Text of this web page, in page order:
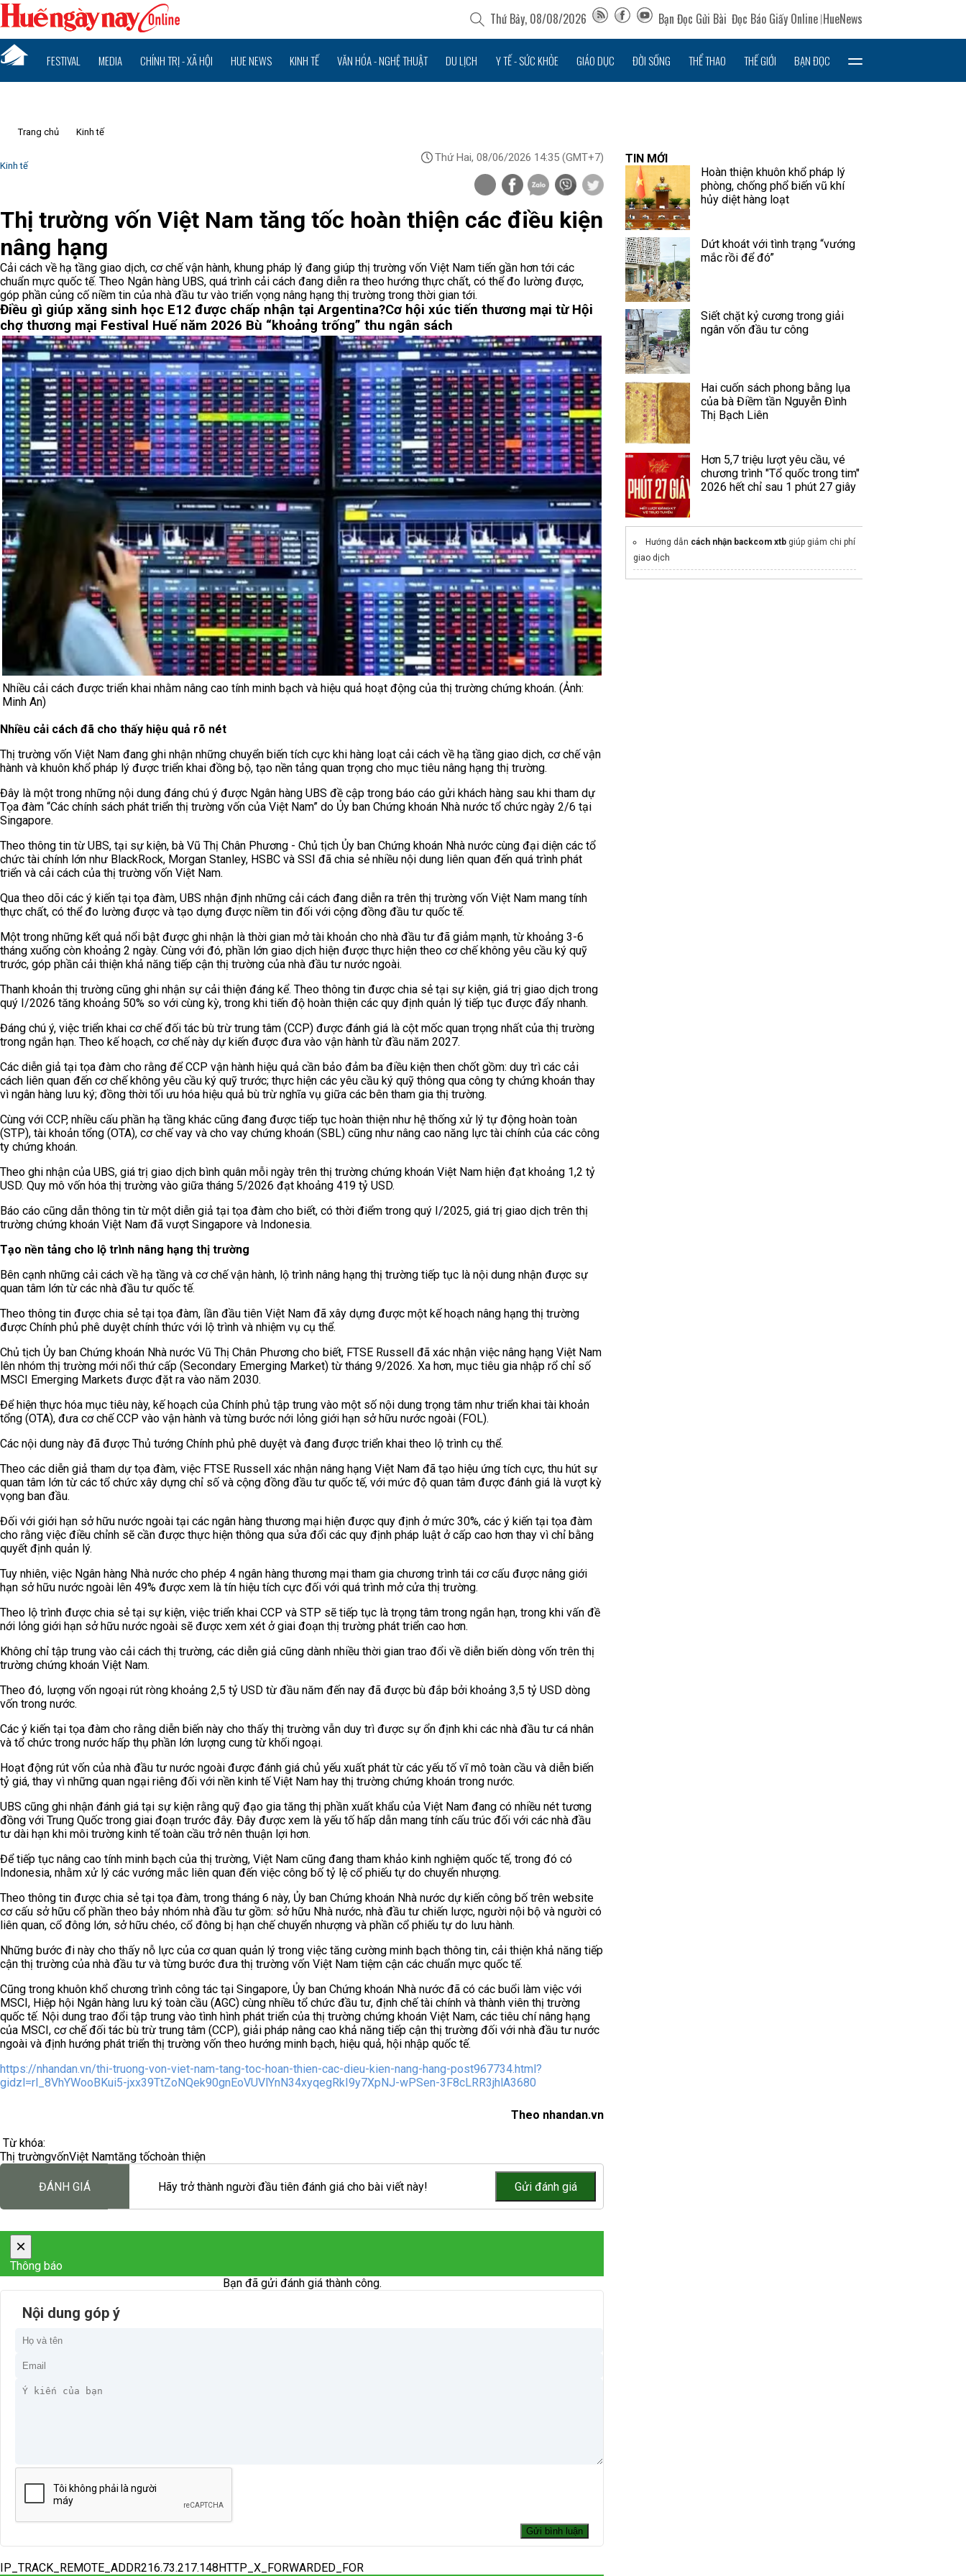
Thứ Bảy, 08/08/2026 Bạn Đọc Gửi Bài Đọc Báo Giấy Online HueNews
FESTIVAL MEDIA CHÍNH TRỊ - XÃ HỘI HUE NEWS KINH TẾ VĂN HÓA - NGHỆ THUẬT DU LỊCH Y TẾ - SỨC KHỎE GIÁO DỤC ĐỜI SỐNG THỂ THAO THẾ GIỚI BẠN ĐỌC
Trang chủ Kinh tế
Kinh tế
Thứ Hai, 08/06/2026 14:35 (GMT+7)
Thị trường vốn Việt Nam tăng tốc hoàn thiện các điều kiện
nâng hạng
Cải cách về hạ tầng giao dịch, cơ chế vận hành, khung pháp lý đang giúp thị trường vốn Việt Nam tiến gần hơn tới các
chuẩn mực quốc tế. Theo Ngân hàng UBS, quá trình cải cách đang diễn ra theo hướng thực chất, có thể đo lường được,
góp phần củng cố niềm tin của nhà đầu tư vào triển vọng nâng hạng thị trường trong thời gian tới.
Điều gì giúp xăng sinh học E12 được chấp nhận tại Argentina?Cơ hội xúc tiến thương mại từ Hội
chợ thương mại Festival Huế năm 2026 Bù “khoảng trống” thu ngân sách
Nhiều cải cách được triển khai nhằm nâng cao tính minh bạch và hiệu quả hoạt động của thị trường chứng khoán. (Ảnh:
Minh An)
Nhiều cải cách đã cho thấy hiệu quả rõ nét
Thị trường vốn Việt Nam đang ghi nhận những chuyển biến tích cực khi hàng loạt cải cách về hạ tầng giao dịch, cơ chế vận
hành và khuôn khổ pháp lý được triển khai đồng bộ, tạo nền tảng quan trọng cho mục tiêu nâng hạng thị trường.
Đây là một trong những nội dung đáng chú ý được Ngân hàng UBS đề cập trong báo cáo gửi khách hàng sau khi tham dự
Tọa đàm “Các chính sách phát triển thị trường vốn của Việt Nam” do Ủy ban Chứng khoán Nhà nước tổ chức ngày 2/6 tại
Singapore.
Theo thông tin từ UBS, tại sự kiện, bà Vũ Thị Chân Phương - Chủ tịch Ủy ban Chứng khoán Nhà nước cùng đại diện các tổ
chức tài chính lớn như BlackRock, Morgan Stanley, HSBC và SSI đã chia sẻ nhiều nội dung liên quan đến quá trình phát
triển và cải cách của thị trường vốn Việt Nam.
Qua theo dõi các ý kiến tại tọa đàm, UBS nhận định những cải cách đang diễn ra trên thị trường vốn Việt Nam mang tính
thực chất, có thể đo lường được và tạo dựng được niềm tin đối với cộng đồng đầu tư quốc tế.
Một trong những kết quả nổi bật được ghi nhận là thời gian mở tài khoản cho nhà đầu tư đã giảm mạnh, từ khoảng 3-6
tháng xuống còn khoảng 2 ngày. Cùng với đó, phần lớn giao dịch hiện được thực hiện theo cơ chế không yêu cầu ký quỹ
trước, góp phần cải thiện khả năng tiếp cận thị trường của nhà đầu tư nước ngoài.
Thanh khoản thị trường cũng ghi nhận sự cải thiện đáng kể. Theo thông tin được chia sẻ tại sự kiện, giá trị giao dịch trong
quý I/2026 tăng khoảng 50% so với cùng kỳ, trong khi tiến độ hoàn thiện các quy định quản lý tiếp tục được đẩy nhanh.
Đáng chú ý, việc triển khai cơ chế đối tác bù trừ trung tâm (CCP) được đánh giá là cột mốc quan trọng nhất của thị trường
trong ngắn hạn. Theo kế hoạch, cơ chế này dự kiến được đưa vào vận hành từ đầu năm 2027.
Các diễn giả tại tọa đàm cho rằng để CCP vận hành hiệu quả cần bảo đảm ba điều kiện then chốt gồm: duy trì các cải
cách liên quan đến cơ chế không yêu cầu ký quỹ trước; thực hiện các yêu cầu ký quỹ thông qua công ty chứng khoán thay
vì ngân hàng lưu ký; đồng thời tối ưu hóa hiệu quả bù trừ nghĩa vụ giữa các bên tham gia thị trường.
Cùng với CCP, nhiều cấu phần hạ tầng khác cũng đang được tiếp tục hoàn thiện như hệ thống xử lý tự động hoàn toàn
(STP), tài khoản tổng (OTA), cơ chế vay và cho vay chứng khoán (SBL) cũng như nâng cao năng lực tài chính của các công
ty chứng khoán.
Theo ghi nhận của UBS, giá trị giao dịch bình quân mỗi ngày trên thị trường chứng khoán Việt Nam hiện đạt khoảng 1,2 tỷ
USD. Quy mô vốn hóa thị trường vào giữa tháng 5/2026 đạt khoảng 419 tỷ USD.
Báo cáo cũng dẫn thông tin từ một diễn giả tại tọa đàm cho biết, có thời điểm trong quý I/2025, giá trị giao dịch trên thị
trường chứng khoán Việt Nam đã vượt Singapore và Indonesia.
Tạo nền tảng cho lộ trình nâng hạng thị trường
Bên cạnh những cải cách về hạ tầng và cơ chế vận hành, lộ trình nâng hạng thị trường tiếp tục là nội dung nhận được sự
quan tâm lớn từ các nhà đầu tư quốc tế.
Theo thông tin được chia sẻ tại tọa đàm, lần đầu tiên Việt Nam đã xây dựng được một kế hoạch nâng hạng thị trường
được Chính phủ phê duyệt chính thức với lộ trình và nhiệm vụ cụ thể.
Chủ tịch Ủy ban Chứng khoán Nhà nước Vũ Thị Chân Phương cho biết, FTSE Russell đã xác nhận việc nâng hạng Việt Nam
lên nhóm thị trường mới nổi thứ cấp (Secondary Emerging Market) từ tháng 9/2026. Xa hơn, mục tiêu gia nhập rổ chỉ số
MSCI Emerging Markets được đặt ra vào năm 2030.
Để hiện thực hóa mục tiêu này, kế hoạch của Chính phủ tập trung vào một số nội dung trọng tâm như triển khai tài khoản
tổng (OTA), đưa cơ chế CCP vào vận hành và từng bước nới lỏng giới hạn sở hữu nước ngoài (FOL).
Các nội dung này đã được Thủ tướng Chính phủ phê duyệt và đang được triển khai theo lộ trình cụ thể.
Theo các diễn giả tham dự tọa đàm, việc FTSE Russell xác nhận nâng hạng Việt Nam đã tạo hiệu ứng tích cực, thu hút sự
quan tâm lớn từ các tổ chức xây dựng chỉ số và cộng đồng đầu tư quốc tế, với mức độ quan tâm được đánh giá là vượt kỳ
vọng ban đầu.
Đối với giới hạn sở hữu nước ngoài tại các ngân hàng thương mại hiện được quy định ở mức 30%, các ý kiến tại tọa đàm
cho rằng việc điều chỉnh sẽ cần được thực hiện thông qua sửa đổi các quy định pháp luật ở cấp cao hơn thay vì chỉ bằng
quyết định quản lý.
Tuy nhiên, việc Ngân hàng Nhà nước cho phép 4 ngân hàng thương mại tham gia chương trình tái cơ cấu được nâng giới
hạn sở hữu nước ngoài lên 49% được xem là tín hiệu tích cực đối với quá trình mở cửa thị trường.
Theo lộ trình được chia sẻ tại sự kiện, việc triển khai CCP và STP sẽ tiếp tục là trọng tâm trong ngắn hạn, trong khi vấn đề
nới lỏng giới hạn sở hữu nước ngoài sẽ được xem xét ở giai đoạn thị trường phát triển cao hơn.
Không chỉ tập trung vào cải cách thị trường, các diễn giả cũng dành nhiều thời gian trao đổi về diễn biến dòng vốn trên thị
trường chứng khoán Việt Nam.
Theo đó, lượng vốn ngoại rút ròng khoảng 2,5 tỷ USD từ đầu năm đến nay đã được bù đắp bởi khoảng 3,5 tỷ USD dòng
vốn trong nước.
Các ý kiến tại tọa đàm cho rằng diễn biến này cho thấy thị trường vẫn duy trì được sự ổn định khi các nhà đầu tư cá nhân
và tổ chức trong nước hấp thụ phần lớn lượng cung từ khối ngoại.
Hoạt động rút vốn của nhà đầu tư nước ngoài được đánh giá chủ yếu xuất phát từ các yếu tố vĩ mô toàn cầu và diễn biến
tỷ giá, thay vì những quan ngại riêng đối với nền kinh tế Việt Nam hay thị trường chứng khoán trong nước.
UBS cũng ghi nhận đánh giá tại sự kiện rằng quỹ đạo gia tăng thị phần xuất khẩu của Việt Nam đang có nhiều nét tương
đồng với Trung Quốc trong giai đoạn trước đây. Đây được xem là yếu tố hấp dẫn mang tính cấu trúc đối với các nhà đầu
tư dài hạn khi môi trường kinh tế toàn cầu trở nên thuận lợi hơn.
Để tiếp tục nâng cao tính minh bạch của thị trường, Việt Nam cũng đang tham khảo kinh nghiệm quốc tế, trong đó có
Indonesia, nhằm xử lý các vướng mắc liên quan đến việc công bố tỷ lệ cổ phiếu tự do chuyển nhượng.
Theo thông tin được chia sẻ tại tọa đàm, trong tháng 6 này, Ủy ban Chứng khoán Nhà nước dự kiến công bố trên website
cơ cấu sở hữu cổ phần theo bảy nhóm nhà đầu tư gồm: sở hữu Nhà nước, nhà đầu tư chiến lược, người nội bộ và người có
liên quan, cổ đông lớn, sở hữu chéo, cổ đông bị hạn chế chuyển nhượng và phần cổ phiếu tự do lưu hành.
Những bước đi này cho thấy nỗ lực của cơ quan quản lý trong việc tăng cường minh bạch thông tin, cải thiện khả năng tiếp
cận thị trường của nhà đầu tư và từng bước đưa thị trường vốn Việt Nam tiệm cận các chuẩn mực quốc tế.
Cũng trong khuôn khổ chương trình công tác tại Singapore, Ủy ban Chứng khoán Nhà nước đã có các buổi làm việc với
MSCI, Hiệp hội Ngân hàng lưu ký toàn cầu (AGC) cùng nhiều tổ chức đầu tư, định chế tài chính và thành viên thị trường
quốc tế. Nội dung trao đổi tập trung vào tình hình phát triển của thị trường chứng khoán Việt Nam, các tiêu chí nâng hạng
của MSCI, cơ chế đối tác bù trừ trung tâm (CCP), giải pháp nâng cao khả năng tiếp cận thị trường đối với nhà đầu tư nước
ngoài và định hướng phát triển thị trường vốn theo hướng minh bạch, hiệu quả, hội nhập quốc tế.
https://nhandan.vn/thi-truong-von-viet-nam-tang-toc-hoan-thien-cac-dieu-kien-nang-hang-post967734.html?
gidzl=rl_8VhYWooBKui5-jxx39TtZoNQek90gnEoVUVlYnN34xyqegRkI9y7XpNJ-wPSen-3F8cLRR3jhlA3680
Theo nhandan.vn
Từ khóa:
Thị trườngvốnViệt Namtăng tốchoàn thiện
ĐÁNH GIÁ Hãy trở thành người đầu tiên đánh giá cho bài viết này!
×
Thông báo
Bạn đã gửi đánh giá thành công.
Nội dung góp ý
IP_TRACK_REMOTE_ADDR216.73.217.148HTTP_X_FORWARDED_FOR
TIN MỚI
Hoàn thiện khuôn khổ pháp lý
phòng, chống phổ biến vũ khí
hủy diệt hàng loạt
Dứt khoát với tình trạng “vướng
mắc rồi để đó”
Siết chặt kỷ cương trong giải
ngân vốn đầu tư công
Hai cuốn sách phong bằng lụa
của bà Điềm tần Nguyễn Đình
Thị Bạch Liên
Hơn 5,7 triệu lượt yêu cầu, vé
chương trình "Tổ quốc trong tim"
2026 hết chỉ sau 1 phút 27 giây
Hướng dẫn cách nhận backcom xtb giúp giảm chi phí
giao dịch